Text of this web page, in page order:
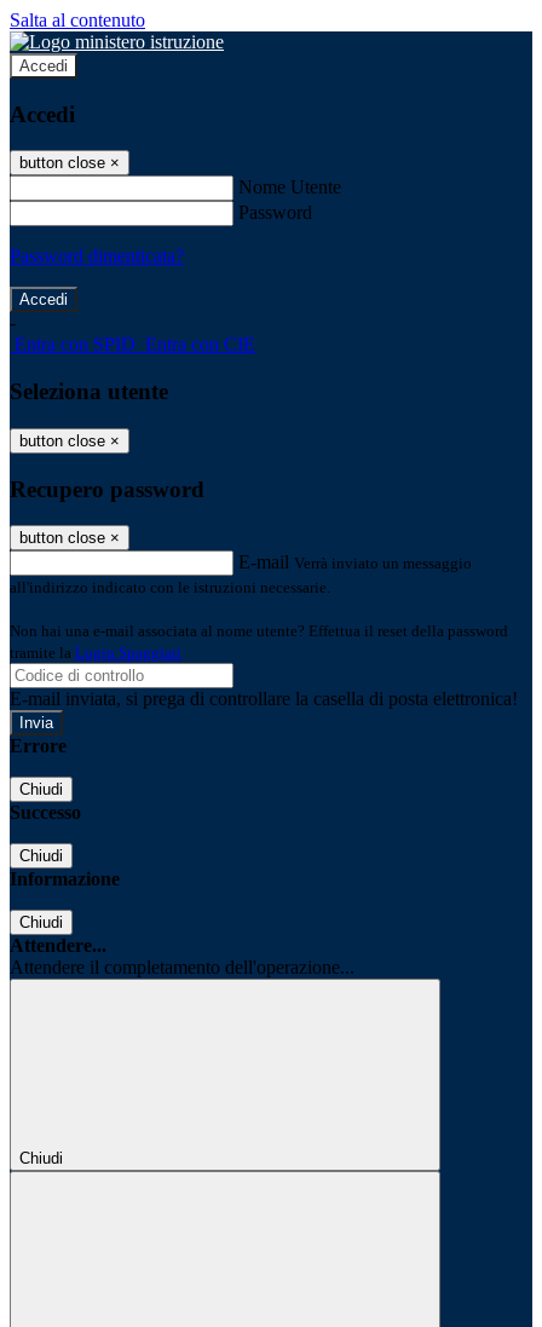
Salta al contenuto
Accedi
Accedi
button close ×
Nome Utente
Password
Password dimenticata?
-
Entra con SPID Entra con CIE
Seleziona utente
button close ×
Recupero password
button close ×
E-mail Verrà inviato un messaggio
all'indirizzo indicato con le istruzioni necessarie.
Non hai una e-mail associata al nome utente? Effettua il reset della password
tramite la Login Spaggiari
E-mail inviata, si prega di controllare la casella di posta elettronica!
Errore
Chiudi
Successo
Chiudi
Informazione
Chiudi
Attendere...
Attendere il completamento dell'operazione...
Chiudi